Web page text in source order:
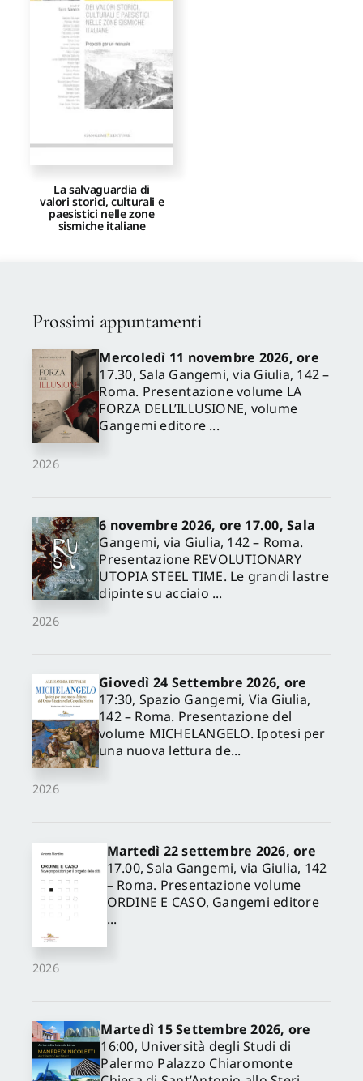
Proposte di pubblicazione
Gangemi Editore
Newsletter
La salvaguardia di
valori storici, culturali e
paesistici nelle zone
sismiche italiane
Prossimi appuntamenti
2026
Mercoledì 11 novembre 2026, ore
17.30, Sala Gangemi, via Giulia, 142 –
Roma. Presentazione volume LA
FORZA DELL’ILLUSIONE, volume
Gangemi editore ...
2026
6 novembre 2026, ore 17.00, Sala
Gangemi, via Giulia, 142 – Roma.
Presentazione REVOLUTIONARY
UTOPIA STEEL TIME. Le grandi lastre
dipinte su acciaio ...
2026
Giovedì 24 Settembre 2026, ore
17:30, Spazio Gangemi, Via Giulia,
142 – Roma. Presentazione del
volume MICHELANGELO. Ipotesi per
una nuova lettura de...
2026
Martedì 22 settembre 2026, ore
17.00, Sala Gangemi, via Giulia, 142
– Roma. Presentazione volume
ORDINE E CASO, Gangemi editore
...
Martedì 15 Settembre 2026, ore
16:00, Università degli Studi di
Palermo Palazzo Chiaromonte